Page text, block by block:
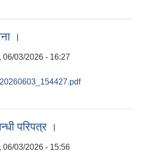
।
06/03/2026 - 16:27
परिपत्र ।
06/03/2026 - 15:56